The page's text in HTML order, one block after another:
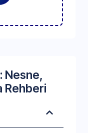
Nesne,
Rehberi